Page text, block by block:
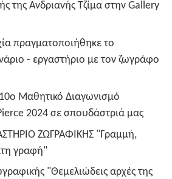
της Ανδριανής Τζίμα στην Gallery
πραγματοποιήθηκε το
- εργαστήριο με τον ζωγράφο
Μαθητικό Διαγωνισμό
2024 σε σπουδάστριά μας
ΖΩΓΡΑΦΙΚΗΣ "Γραμμή,
γραφή"
"Θεμελιώδεις αρχές της